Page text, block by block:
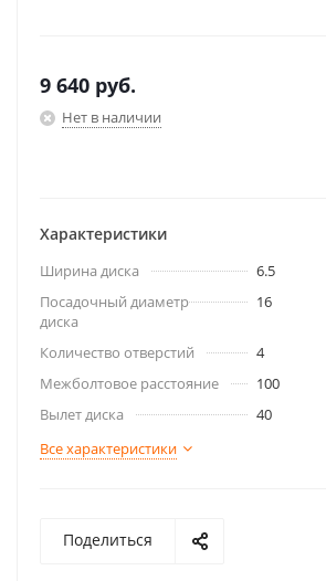
9 640 руб.
Нет в наличии
Характеристики
Ширина диска
6.5
Посадочный диаметр
диска
16
Количество отверстий
4
Межболтовое расстояние
100
Вылет диска
40
Все характеристики
Поделиться